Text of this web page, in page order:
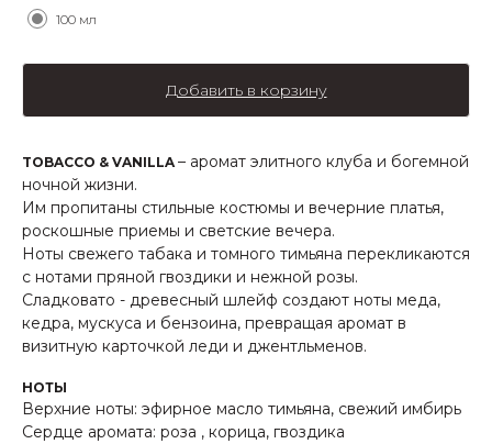
100 мл
Добавить в корзину
TOBACCO & VANILLA– аромат элитного клуба и богемной
ночной жизни.
Им пропитаны стильные костюмы и вечерние платья,
роскошные приемы и светские вечера.
Ноты свежего табака и томного тимьяна перекликаются
с нотами пряной гвоздики и нежной розы.
Сладковато - древесный шлейф создают ноты меда,
кедра, мускуса и бензоина, превращая аромат в
визитную карточкой леди и джентльменов.
НОТЫ
Верхние ноты: эфирное масло тимьяна, свежий имбирь
Сердце аромата: роза , корица, гвоздика